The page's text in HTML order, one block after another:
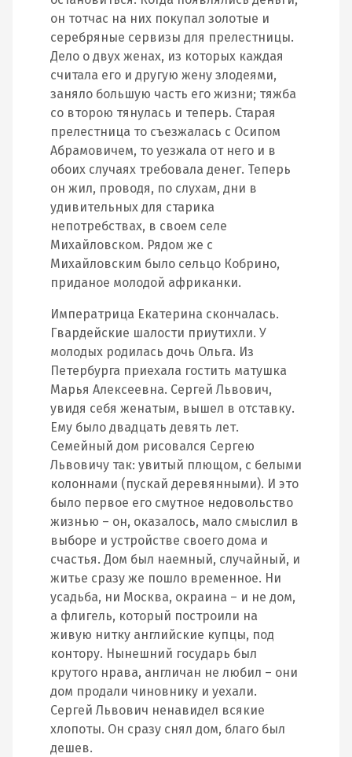
он тотчас на них покупал золотые и
серебряные сервизы для прелестницы.
Дело о двух женах, из которых каждая
считала его и другую жену злодеями,
заняло большую часть его жизни; тяжба
со второю тянулась и теперь. Старая
прелестница то съезжалась с Осипом
Абрамовичем, то уезжала от него и в
обоих случаях требовала денег. Теперь
он жил, проводя, по слухам, дни в
удивительных для старика
непотребствах, в своем селе
Михайловском. Рядом же с
Михайловским было сельцо Кобрино,
приданое молодой африканки.
Императрица Екатерина скончалась.
Гвардейские шалости приутихли. У
молодых родилась дочь Ольга. Из
Петербурга приехала гостить матушка
Марья Алексеевна. Сергей Львович,
увидя себя женатым, вышел в отставку.
Ему было двадцать девять лет.
Семейный дом рисовался Сергею
Львовичу так: увитый плющом, с белыми
колоннами (пускай деревянными). И это
было первое его смутное недовольство
жизнью – он, оказалось, мало смыслил в
выборе и устройстве своего дома и
счастья. Дом был наемный, случайный, и
житье сразу же пошло временное. Ни
усадьба, ни Москва, окраина – и не дом,
а флигель, который построили на
живую нитку английские купцы, под
контору. Нынешний государь был
крутого нрава, англичан не любил – они
дом продали чиновнику и уехали.
Сергей Львович ненавидел всякие
хлопоты. Он сразу снял дом, благо был
дешев.